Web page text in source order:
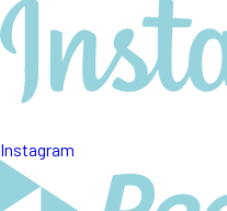
Instagram